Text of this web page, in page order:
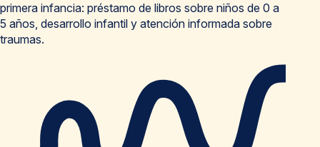
primera infancia: préstamo de libros sobre niños de 0 a
5 años, desarrollo infantil y atención informada sobre
traumas.